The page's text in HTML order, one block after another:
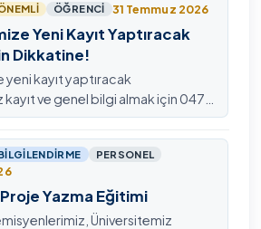
ÖĞRENCI 31 Temmuz 2026
Yeni Kayıt Yaptıracak
Dikkatine!
kayıt yaptıracak
ve genel bilgi almak için 0478
1913 nolu telefondan
PERSONEL
Yazma Eğitimi
Üniversitemiz